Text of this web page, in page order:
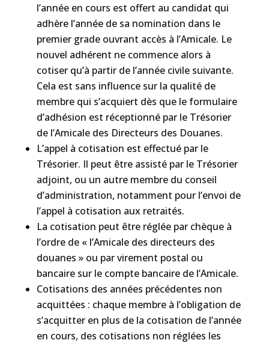
l’année en cours est offert au candidat qui
adhère l’année de sa nomination dans le
premier grade ouvrant accès à l’Amicale. Le
nouvel adhérent ne commence alors à
cotiser qu’à partir de l’année civile suivante.
Cela est sans influence sur la qualité de
membre qui s’acquiert dès que le formulaire
d’adhésion est réceptionné par le Trésorier
de l’Amicale des Directeurs des Douanes.
L’appel à cotisation est effectué par le
Trésorier. Il peut être assisté par le Trésorier
adjoint, ou un autre membre du conseil
d’administration, notamment pour l’envoi de
l’appel à cotisation aux retraités.
La cotisation peut être réglée par chèque à
l’ordre de « l’Amicale des directeurs des
douanes » ou par virement postal ou
bancaire sur le compte bancaire de l’Amicale.
Cotisations des années précédentes non
acquittées : chaque membre à l’obligation de
s’acquitter en plus de la cotisation de l’année
en cours, des cotisations non réglées les